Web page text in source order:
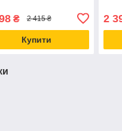
box
₴ 2 415 ₴
Купити
12 В
2